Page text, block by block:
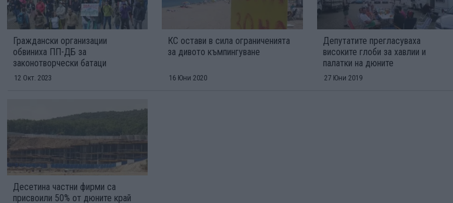
Граждански организации
обвиниха ПП-ДБ за
законотворчески батаци
12 Окт. 2023
КС остави в сила ограниченията
за дивото къмпингуване
16 Юни 2020
Депутатите прегласуваха
високите глоби за хавлии и
палатки на дюните
27 Юни 2019
Десетина частни фирми са
присвоили 50% от дюните край